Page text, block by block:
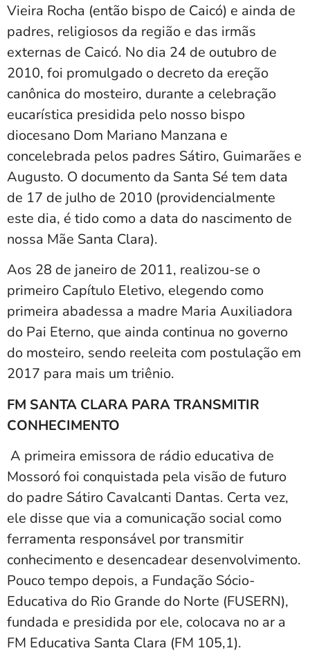
Vieira Rocha (então bispo de Caicó) e ainda de
padres, religiosos da região e das irmãs
externas de Caicó. No dia 24 de outubro de
2010, foi promulgado o decreto da ereção
canônica do mosteiro, durante a celebração
eucarística presidida pelo nosso bispo
diocesano Dom Mariano Manzana e
concelebrada pelos padres Sátiro, Guimarães e
Augusto. O documento da Santa Sé tem data
de 17 de julho de 2010 (providencialmente
este dia, é tido como a data do nascimento de
nossa Mãe Santa Clara).
Aos 28 de janeiro de 2011, realizou-se o
primeiro Capítulo Eletivo, elegendo como
primeira abadessa a madre Maria Auxiliadora
do Pai Eterno, que ainda continua no governo
do mosteiro, sendo reeleita com postulação em
2017 para mais um triênio.
FM SANTA CLARA PARA TRANSMITIR
CONHECIMENTO
A primeira emissora de rádio educativa de
Mossoró foi conquistada pela visão de futuro
do padre Sátiro Cavalcanti Dantas. Certa vez,
ele disse que via a comunicação social como
ferramenta responsável por transmitir
conhecimento e desencadear desenvolvimento.
Pouco tempo depois, a Fundação Sócio-
Educativa do Rio Grande do Norte (FUSERN),
fundada e presidida por ele, colocava no ar a
FM Educativa Santa Clara (FM 105,1).